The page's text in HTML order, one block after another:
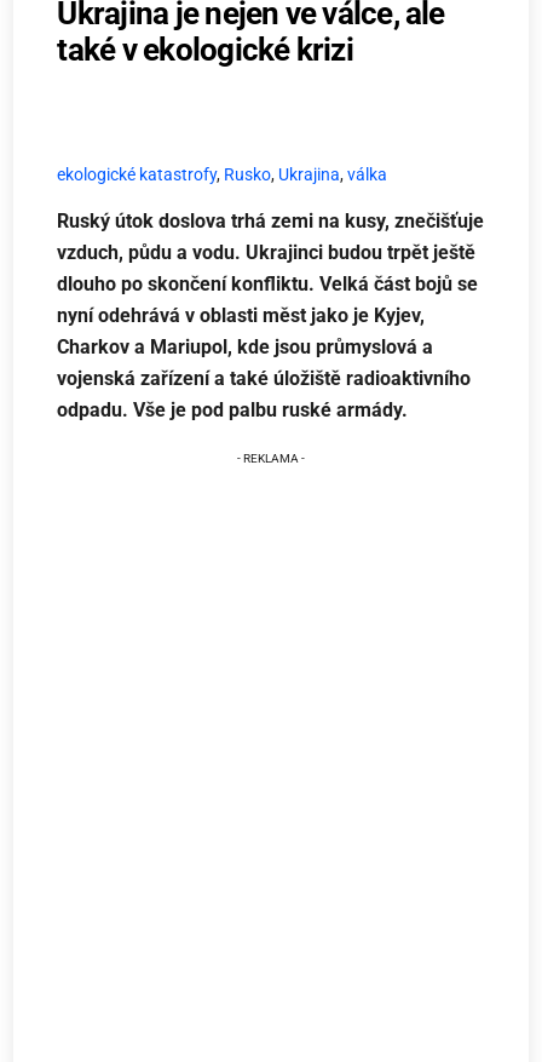
Ukrajina je nejen ve válce, ale
také v ekologické krizi
ekologické katastrofy, Rusko, Ukrajina,válka
Ruský útok doslova trhá zemi na kusy, znečišťuje
vzduch, půdu a vodu. Ukrajinci budou trpět ještě
dlouho po skončení konfliktu. Velká část bojů se
nyní odehrává v oblasti měst jako je Kyjev,
Charkov a Mariupol, kde jsou průmyslová a
vojenská zařízení a také úložiště radioaktivního
odpadu. Vše je pod palbu ruské armády.